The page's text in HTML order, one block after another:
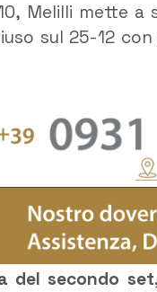
Melilli mette a
sul 25-12
del secondo